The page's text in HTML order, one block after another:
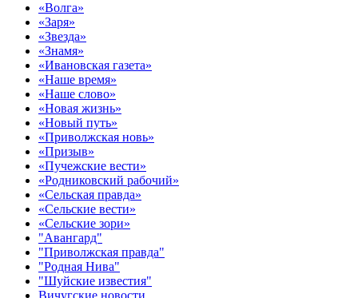
«Волга»
«Заря»
«Звезда»
«Знамя»
«Ивановская газета»
«Наше время»
«Наше слово»
«Новая жизнь»
«Новый путь»
«Приволжская новь»
«Призыв»
«Пучежские вести»
«Родниковский рабочий»
«Сельская правда»
«Сельские вести»
«Сельские зори»
"Авангард"
"Приволжская правда"
"Родная Нива"
"Шуйские известия"
Вичугские новости